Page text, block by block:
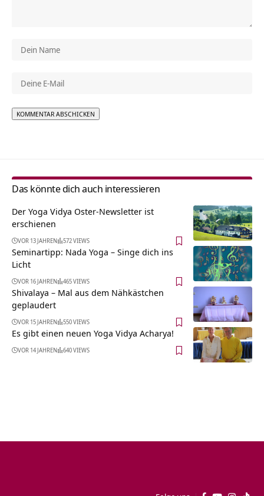
Das könnte dich auch interessieren
Der Yoga Vidya Oster-Newsletter ist
erschienen
VOR 13 JAHREN 572 VIEWS
Seminartipp: Nada Yoga – Singe dich ins
Licht
VOR 16 JAHREN 465 VIEWS
Shivalaya – Mal aus dem Nähkästchen
geplaudert
VOR 15 JAHREN 550 VIEWS
Es gibt einen neuen Yoga Vidya Acharya!
VOR 14 JAHREN 640 VIEWS